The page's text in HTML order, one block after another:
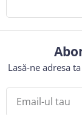
Lasă-ne adresa